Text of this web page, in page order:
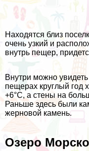
Находятся близ
очень узкий и
внутрь пещер,
Внутри можно
пещерах круглый год
+6°C, а стены на
Раньше здесь были
жерновой камень.
Озеро